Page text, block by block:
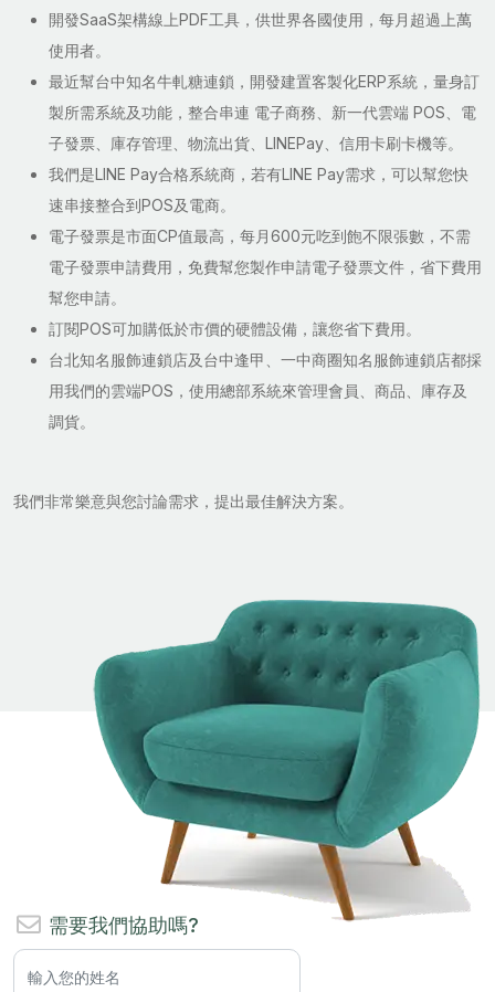
開發SaaS架構線上PDF工具，供世界各國使用，每月超過上萬
使用者。
最近幫台中知名牛軋糖連鎖，開發建置客製化ERP系統，量身訂
製所需系統及功能，整合串連 電子商務、新一代雲端 POS、電
子發票、庫存管理、物流出貨、LINEPay、信用卡刷卡機等。
我們是LINE Pay合格系統商，若有LINE Pay需求，可以幫您快
速串接整合到POS及電商。
電子發票是市面CP值最高，每月600元吃到飽不限張數，不需
電子發票申請費用，免費幫您製作申請電子發票文件，省下費用
幫您申請。
訂閱POS可加購低於市價的硬體設備，讓您省下費用。
台北知名服飾連鎖店及台中逢甲、一中商圈知名服飾連鎖店都採
用我們的雲端POS，使用總部系統來管理會員、商品、庫存及
調貨。
我們非常樂意與您討論需求，提出最佳解決方案。
需要我們協助嗎?